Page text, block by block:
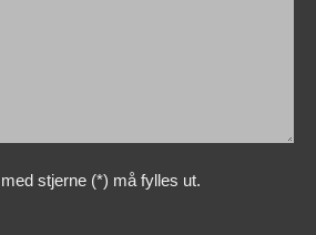
stjerne (*) må fylles ut.